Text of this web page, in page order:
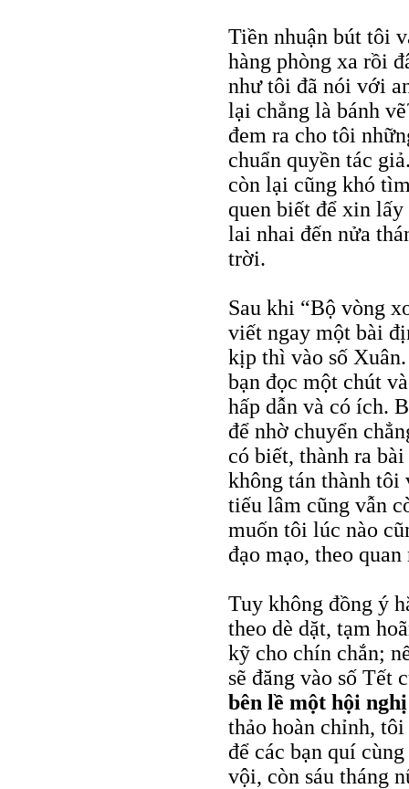
Tiền nhuận bút tôi
hàng phòng xa rồi
như tôi đã nói với
lại chẳng là bánh
đem ra cho tôi
chuẩn quyền tác
còn lại cũng khó
quen biết để xin
lai nhai đến nửa
trời.
Sau khi “Bộ vòng
viết ngay một bài
kịp thì vào số
bạn đọc một chút
hấp dẫn và có ích.
để nhờ chuyển
có biết, thành ra
không tán thành tôi
tiếu lâm cũng vẫn
muốn tôi lúc nào
đạo mạo, theo
Tuy không đồng ý
theo dè dặt, tạm
kỹ cho chín chắn;
sẽ đăng vào số Tết
bên lề một hội
thảo hoàn chỉnh,
để các bạn quí
vội, còn sáu tháng